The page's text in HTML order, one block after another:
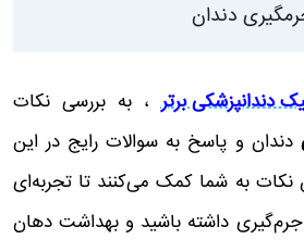
دندان
دندانپزشکی برتر ، به بررسی نکات
دندان و پاسخ به سوالات رایج در این
به شما کمک می‌کنند تا تجربه‌ای
داشته باشید و بهداشت دهان